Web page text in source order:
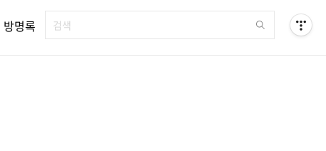
방명록